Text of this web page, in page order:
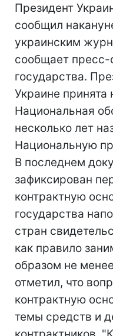
Президент
сообщил
украинским
сообщает
государства.
Украине принята
Национальная
несколько лет
Национальную
В последнем
зафиксирован
контрактную
государства
стран
как правило
образом не
отметил, что
контрактную
темы средств и